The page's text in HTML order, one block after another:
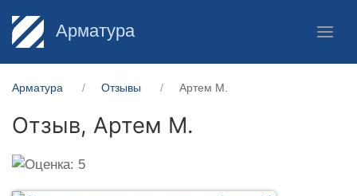
Арматура
Арматура Отзывы Артем М.
Отзыв, Артем М.